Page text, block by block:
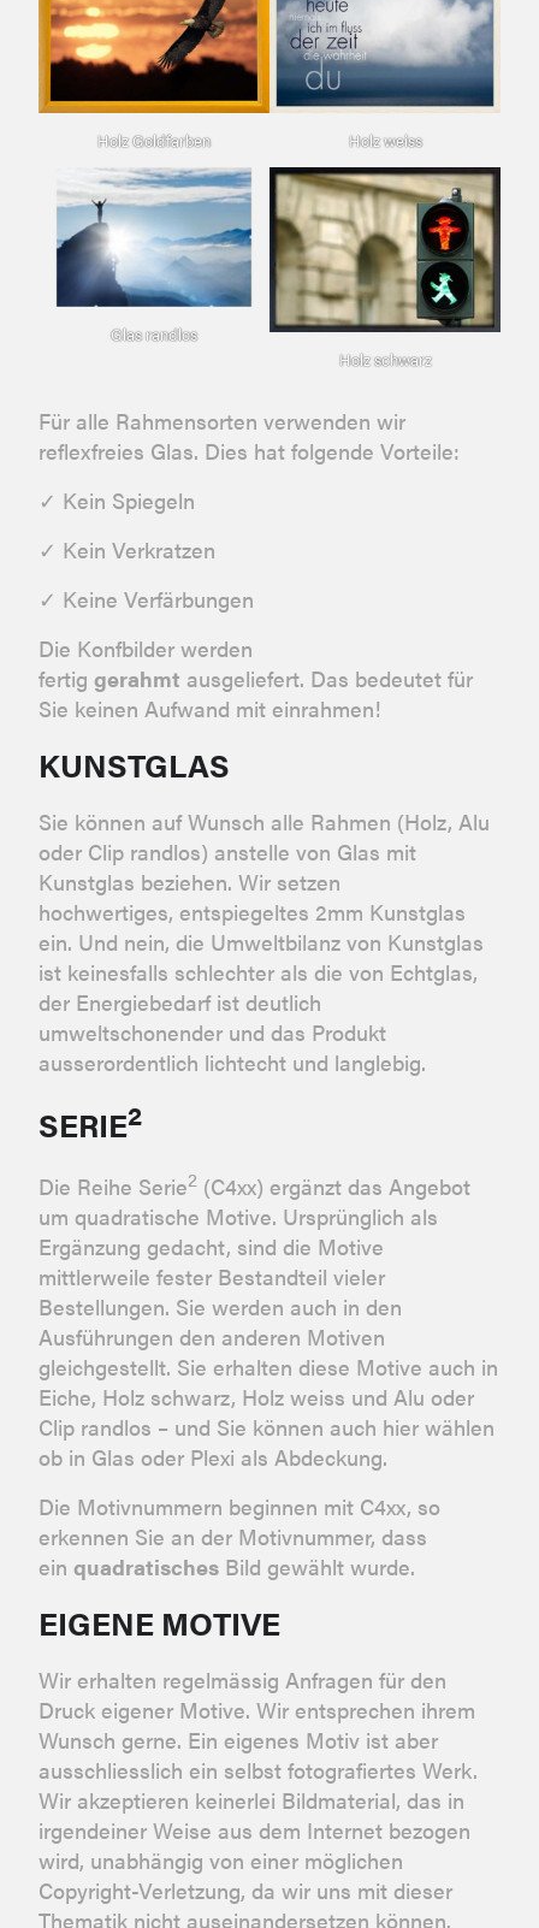
Holz Goldfarben Holz weiss
Glas randlos
Holz schwarz
Für alle Rahmensorten verwenden wir
reflexfreies Glas. Dies hat folgende Vorteile:
✓ Kein Spiegeln
✓ Kein Verkratzen
✓ Keine Verfärbungen
Die Konfbilder werden
fertig gerahmt ausgeliefert. Das bedeutet für
Sie keinen Aufwand mit einrahmen!
KUNSTGLAS
Sie können auf Wunsch alle Rahmen (Holz, Alu
oder Clip randlos) anstelle von Glas mit
Kunstglas beziehen. Wir setzen
hochwertiges, entspiegeltes 2mm Kunstglas
ein. Und nein, die Umweltbilanz von Kunstglas
ist keinesfalls schlechter als die von Echtglas,
der Energiebedarf ist deutlich
umweltschonender und das Produkt
ausserordentlich lichtecht und langlebig.
SERIE2
Die Reihe Serie2 (C4xx) ergänzt das Angebot
um quadratische Motive. Ursprünglich als
Ergänzung gedacht, sind die Motive
mittlerweile fester Bestandteil vieler
Bestellungen. Sie werden auch in den
Ausführungen den anderen Motiven
gleichgestellt. Sie erhalten diese Motive auch in
Eiche, Holz schwarz, Holz weiss und Alu oder
Clip randlos – und Sie können auch hier wählen
ob in Glas oder Plexi als Abdeckung.
Die Motivnummern beginnen mit C4xx, so
erkennen Sie an der Motivnummer, dass
ein quadratisches Bild gewählt wurde.
EIGENE MOTIVE
Wir erhalten regelmässig Anfragen für den
Druck eigener Motive. Wir entsprechen ihrem
Wunsch gerne. Ein eigenes Motiv ist aber
ausschliesslich ein selbst fotografiertes Werk.
Wir akzeptieren keinerlei Bildmaterial, das in
irgendeiner Weise aus dem Internet bezogen
wird, unabhängig von einer möglichen
Copyright-Verletzung, da wir uns mit dieser
Thematik nicht auseinandersetzen können.